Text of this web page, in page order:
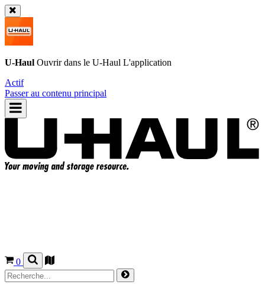
U-Haul Ouvrir dans le U-Haul L'application
Actif
Passer au contenu principal
0